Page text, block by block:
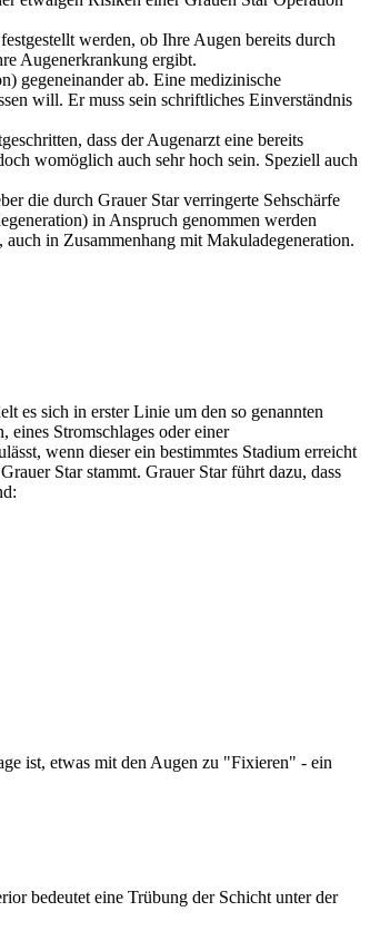
werden, ob Ihre Augen bereits durch
Augenerkrankung ergibt.
gegeneinander ab. Eine medizinische
will. Er muss sein schriftliches Einverständnis
dass der Augenarzt eine bereits
womöglich auch sehr hoch sein. Speziell auch
die durch Grauer Star verringerte Sehschärfe
in Anspruch genommen werden
in Zusammenhang mit Makuladegeneration.
es sich in erster Linie um den so genannten
eines Stromschlages oder einer
wenn dieser ein bestimmtes Stadium erreicht
Star stammt. Grauer Star führt dazu, dass
ist, etwas mit den Augen zu "Fixieren" - ein
bedeutet eine Trübung der Schicht unter der